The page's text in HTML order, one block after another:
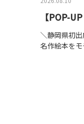
＼静岡県初
名作絵本を